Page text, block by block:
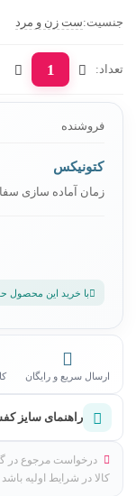
جنسیت:ست زن و مرد
تعداد: 1
راهنمای سایز
درخواست مرجوع در
کالا در شرایط اولیه
فروشنده
کتونیکس
زمان آماده سازی
با خرید این محصول
ارسال سریع و رایگان